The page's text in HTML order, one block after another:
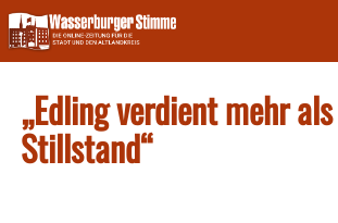
Skip
to
content
„Edling verdient mehr als
Stillstand“